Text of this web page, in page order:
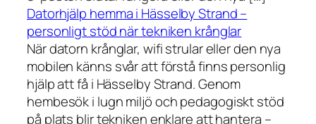
Datorhjälp hemma i Hässelby Strand –
personligt stöd när tekniken krånglar
När datorn krånglar, wifi strular eller den nya
mobilen känns svår att förstå finns personlig
hjälp att få i Hässelby Strand. Genom
hembesök i lugn miljö och pedagogiskt stöd
på plats blir tekniken enklare att hantera –